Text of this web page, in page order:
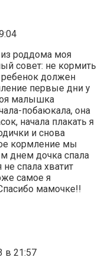
из роддома моя
совет: не кормить
должен
первые дни у
малышка
побаюкала, она
начала плакать я
и снова
кормление мы
днем дочка спала
спала хватит
самое я
мамочке!!
в 21:57